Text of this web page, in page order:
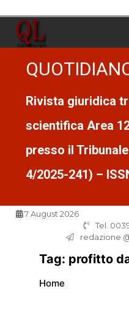
contenuto
Rivista giuridica
scientifica Area
presso il
4/2025-241) –
7 August 2026
Tel.
redazione
Tag: profitto
Home